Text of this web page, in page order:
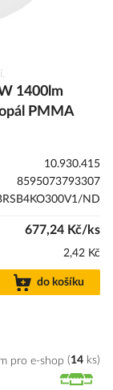
1400lm
PMMA
10.930.415
8595073793307
ND
677,24 Kč/ks
2,42 Kč
do košíku
pro e-shop 14 ks